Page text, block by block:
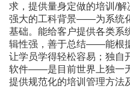
求，提供量身定做的培训/解
强大的工科背景――为系统
基础。能给客户提供各类系
辑性强，善于总结――能根
让学员学得轻松容易；独自
软件――是目前世界上独一
提供规范化的培训管理方法